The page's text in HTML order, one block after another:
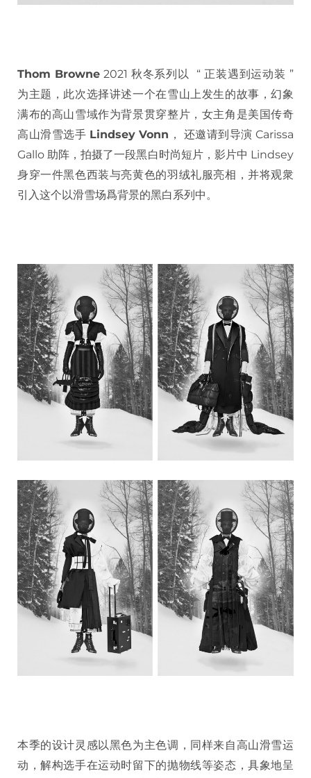
Thom Browne2021 秋冬系列以 “ 正装遇到运动装 ”
为主题，此次选择讲述一个在雪山上发生的故事，幻象
满布的高山雪域作为背景贯穿整片，女主角是美国传奇
高山滑雪选手 Lindsey Vonn ， 还邀请到导演 Carissa
Gallo 助阵，拍摄了一段黑白时尚短片，影片中 Lindsey
身穿一件黑色西装与亮黄色的羽绒礼服亮相，并将观衆
引入这个以滑雪场爲背景的黑白系列中。
本季的设计灵感以黑色为主色调，同样来自高山滑雪运
动，解构选手在运动时留下的抛物线等姿态，具象地呈